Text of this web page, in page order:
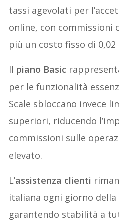
tassi agevolati per
online, con commissioni
più un costo fisso di 0,02
Il piano Basic
per le funzionalità
Scale sbloccano invece
superiori, riducendo
commissioni sulle
elevato.
L’assistenza clienti
italiana ogni giorno
garantendo stabilità a